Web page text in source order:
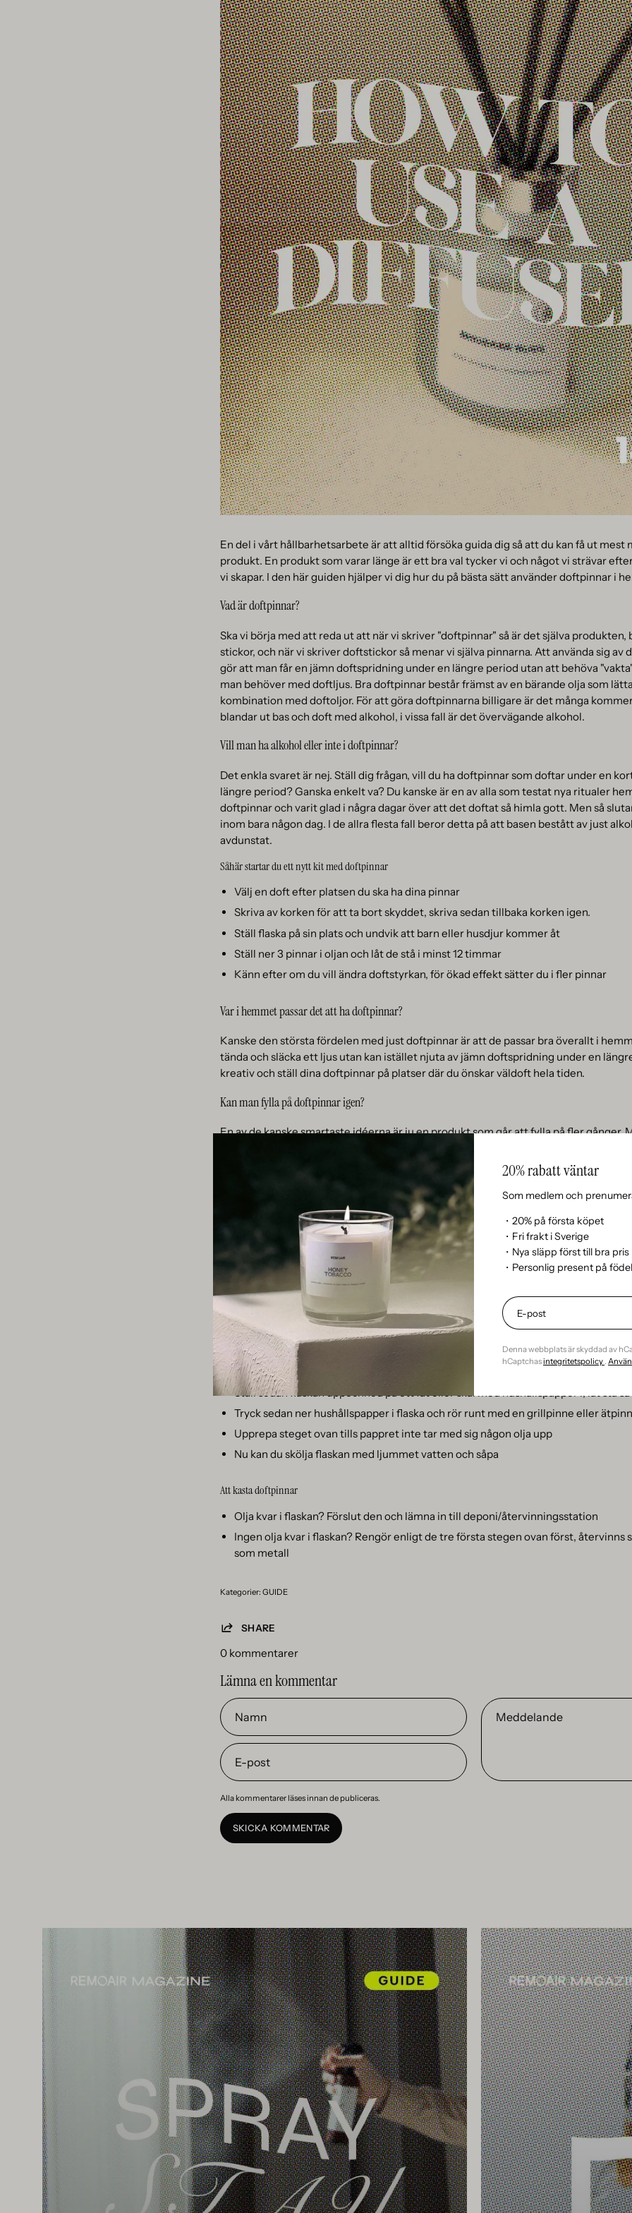
20% rabatt väntar
Som medlem och
・20% på första köpet
・Fri frakt i Sverige
・Nya släpp först till bra pris
・Personlig present på
Denna webbplats är skyddad av
hCaptchasintegritetspolicy .
En del i vårt hållbarhetsarbete är att alltid försöka guida dig så att du kan få ut mest
produkt. En produkt som varar länge är ett bra val tycker vi och något vi strävar
vi skapar. I den här guiden hjälper vi dig hur du på bästa sätt använder doftpinnar i
Vad är doftpinnar?
Ska vi börja med att reda ut att när vi skriver "doftpinnar" så är det själva produkten,
stickor, och när vi skriver doftstickor så menar vi själva pinnarna. Att använda sig av
gör att man får en jämn doftspridning under en längre period utan att behöva
man behöver med doftljus. Bra doftpinnar består främst av en bärande olja som
kombination med doftoljor. För att göra doftpinnarna billigare är det många
blandar ut bas och doft med alkohol, i vissa fall är det övervägande alkohol.
Vill man ha alkohol eller inte i doftpinnar?
Det enkla svaret är nej. Ställ dig frågan, vill du ha doftpinnar som doftar under en
längre period? Ganska enkelt va? Du kanske är en av alla som testat nya ritualer
doftpinnar och varit glad i några dagar över att det doftat så himla gott. Men så
inom bara någon dag. I de allra flesta fall beror detta på att basen bestått av just
avdunstat.
Såhär startar du ett nytt kit med doftpinnar
Välj en doft efter platsen du ska ha dina pinnar
Skriva av korken för att ta bort skyddet, skriva sedan tillbaka korken igen.
Ställ flaska på sin plats och undvik att barn eller husdjur kommer åt
Ställ ner 3 pinnar i oljan och låt de stå i minst 12 timmar
Känn efter om du vill ändra doftstyrkan, för ökad effekt sätter du i fler pinnar
Var i hemmet passar det att ha doftpinnar?
Kanske den största fördelen med just doftpinnar är att de passar bra överallt i
tända och släcka ett ljus utan kan istället njuta av jämn doftspridning under en
kreativ och ställ dina doftpinnar på platser där du önskar väldoft hela tiden.
Kan man fylla på doftpinnar igen?
En av de kanske smartaste idéerna är ju en produkt som går att fylla på fler gånger.
fyller på med jämna mellanrum för att hålla doftoljan i flaskan fräsch och pigg. Men
den ta helt slut om du exempelvis vill byta doft. När du köper refill till doftpinnar får
byter du doft är det dags att även byta doftstickorna.
Hur gör jag mig av med doftpinnar?
Även om du köper miljövänliga eller ekologiska doftpinnar så ska du vara medveten
en kemisk produkt. Till och med du som tror att eterisk olja är biologiskt nedbrytbar
koncentrerad form är det gift för naturen om det handskas på fel sätt. Så skölj
haft doftolja i sig. Det kan vara lite omständigt att rengöra flaskorna, men det går ⎯
tålamod.
Rengör en flaska som haft doftolja i sig
Se till att stickorna sugit upp allt de kan först
Ställ sedan flaskan uppochned på ett fat eller skål med hushållspapper i, låt stå så i
Tryck sedan ner hushållspapper i flaska och rör runt med en grillpinne eller
Upprepa steget ovan tills pappret inte tar med sig någon olja upp
Nu kan du skölja flaskan med ljummet vatten och såpa
Att kasta doftpinnar
Olja kvar i flaskan? Förslut den och lämna in till deponi/återvinningsstation
Ingen olja kvar i flaskan? Rengör enligt de tre första stegen ovan först, återvinns
som metall
Kategorier: GUIDE
SHARE
0 kommentarer
Lämna en kommentar
Namn
E-
post
Meddelande
Alla kommentarer läses innan de publiceras.
SKICKA KOMMENTAR